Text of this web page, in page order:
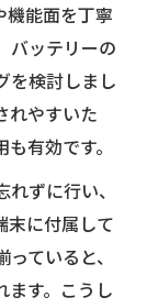
機能面を丁寧
バッテリーの
を検討しまし
れやすいた
有効です。
ずに行い、
末に付属して
ていると、
ます。こうし